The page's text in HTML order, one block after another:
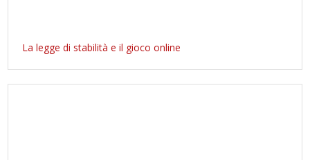
La legge di stabilità e il gioco online